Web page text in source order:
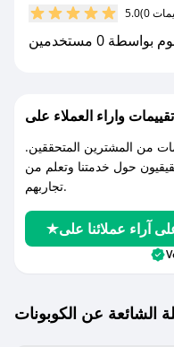
5.0
من المشترين المتحققين.
حول خدمتنا وتعلم من
تجاربهم.
الشائعة عن الكوبونات